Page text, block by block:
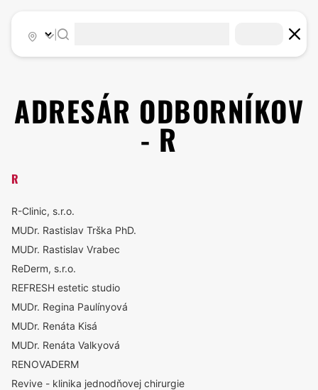
ADRESÁR ODBORNÍKOV
- R
R
R-Clinic, s.r.o.
MUDr. Rastislav Trška PhD.
MUDr. Rastislav Vrabec
ReDerm, s.r.o.
REFRESH estetic studio
MUDr. Regina Paulínyová
MUDr. Renáta Kisá
MUDr. Renáta Valkyová
RENOVADERM
Revive - klinika jednodňovej chirurgie